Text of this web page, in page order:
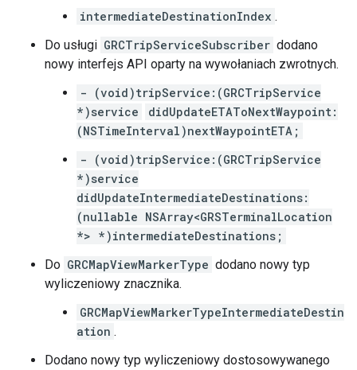
intermediateDestinationIndex .
Do usługi GRCTripServiceSubscriber dodano
nowy interfejs API oparty na wywołaniach zwrotnych.
- (void)tripService:(GRCTripService
*)service
didUpdateETAToNextWaypoint:
(NSTimeInterval)nextWaypointETA;
- (void)tripService:(GRCTripService
*)service
didUpdateIntermediateDestinations:
(nullable NSArray<GRSTerminalLocation
*> *)intermediateDestinations;
Do GRCMapViewMarkerType dodano nowy typ
wyliczeniowy znacznika.
GRCMapViewMarkerTypeIntermediateDestin
ation .
Dodano nowy typ wyliczeniowy dostosowywanego